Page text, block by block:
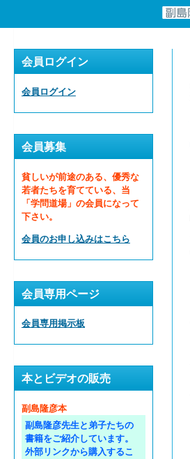
会員ログイン
会員ログイン
会員募集
貧しいが前途のある、優秀な
若者たちを育てている、当
「学問道場」の会員になって
下さい。
会員のお申し込みはこちら
会員専用ページ
会員専用掲示板
本とビデオの販売
副島隆彦本
副島隆彦先生と弟子たちの
書籍をご紹介しています。
外部リンクから購入するこ